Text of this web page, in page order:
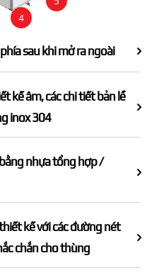
4
sau khi mở ra ngoài
kế âm, các chi tiết bản lề
inox 304
nhựa tổng hợp /
kế với các đường nét
chắn cho thùng